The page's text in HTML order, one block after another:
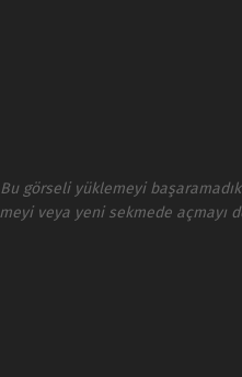
Bu görseli yüklemeyi
veya yeni sekmede açmayı